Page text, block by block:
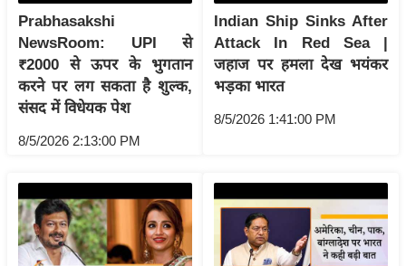
ने
स
मं
त्रा
रि
ले
न
शि
प
रा
Prabhasakshi
NewsRoom: UPI से
₹2000 से ऊपर के भुगतान
करने पर लग सकता है शुल्क,
संसद में विधेयक पेश
8/5/2026 2:13:00 PM
Indian Ship Sinks After
Attack In Red Sea |
जहाज पर हमला देख भयंकर
भड़का भारत
8/5/2026 1:41:00 PM